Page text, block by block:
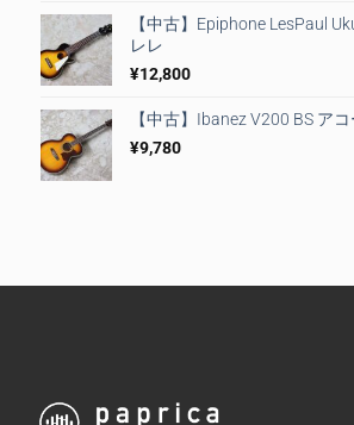
【中古】Epiphone LesPaul
レレ
¥12,800
【中古】Ibanez V200 BS ア
¥9,780